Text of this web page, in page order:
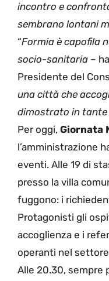
incontro e
sembrano lontani
“Formia è capofila
socio-sanitaria –
Presidente del
una città che
dimostrato in tante
Per oggi, Giornata
l’amministrazione
eventi. Alle 19 di
presso la villa
fuggono: i
Protagonisti gli
accoglienza e i
operanti nel
Alle 20.30, sempre